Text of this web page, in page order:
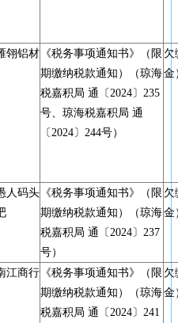
翎铝材 《税务事项通知书》（限
期缴纳税款通知）（琼海
税嘉积局 通〔2024〕235
号、琼海税嘉积局 通
〔2024〕244号）
欠
金
人码头 《税务事项通知书》（限
期缴纳税款通知）（琼海
税嘉积局 通〔2024〕237
号）
欠
金
江商行 《税务事项通知书》（限
期缴纳税款通知）（琼海
税嘉积局 通〔2024〕241
欠
金